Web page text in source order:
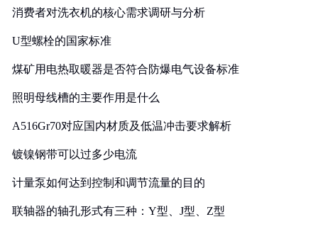
消费者对洗衣机的核心需求调研与分析
U型螺栓的国家标准
煤矿用电热取暖器是否符合防爆电气设备标准
照明母线槽的主要作用是什么
A516Gr70对应国内材质及低温冲击要求解析
镀镍钢带可以过多少电流
计量泵如何达到控制和调节流量的目的
联轴器的轴孔形式有三种：Y型、J型、Z型